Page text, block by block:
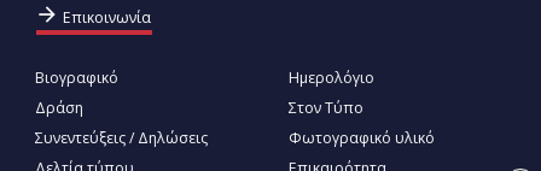
arrow_forward Επικοινωνία
Βιογραφικό
Δράση
Συνεντεύξεις / Δηλώσεις
Ημερολόγιο
Στον Τύπο
Φωτογραφικό υλικό